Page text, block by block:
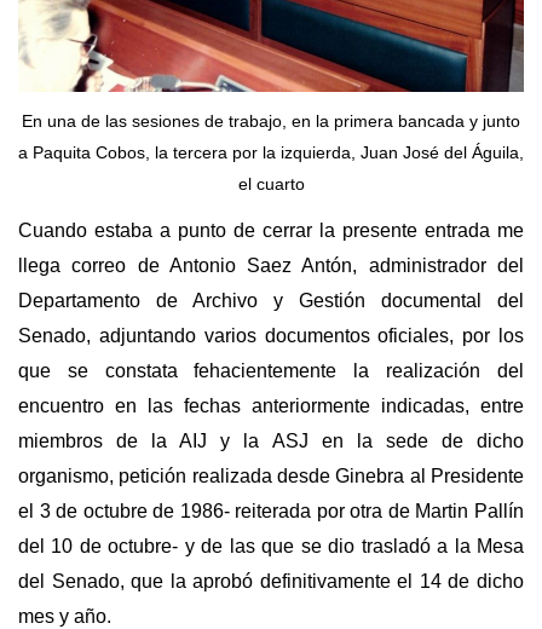
En una de las sesiones de trabajo, en la primera bancada y junto
a Paquita Cobos, la tercera por la izquierda, Juan José del Águila,
el cuarto
Cuando estaba a punto de cerrar la presente entrada me
llega correo de Antonio Saez Antón, administrador del
Departamento de Archivo y Gestión documental del
Senado, adjuntando varios documentos oficiales, por los
que se constata fehacientemente la realización del
encuentro en las fechas anteriormente indicadas, entre
miembros de la AIJ y la ASJ en la sede de dicho
organismo, petición realizada desde Ginebra al Presidente
el 3 de octubre de 1986- reiterada por otra de Martin Pallín
del 10 de octubre- y de las que se dio trasladó a la Mesa
del Senado, que la aprobó definitivamente el 14 de dicho
mes y año.